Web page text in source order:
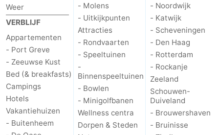
Jongeren
Forum
Route
-
Parkeren
Reisboekenwinkel
Nieuws
Weer
VERBLIJF
Appartementen
- Port Greve
- Zeeuwse Kust
Bed (& breakfasts)
Campings
Hotels
Vakantiehuizen
- Buitenheem
- Molens
- Uitkijkpunten
Attracties
- Rondvaarten
- Speeltuinen
-
Binnenspeeltuinen
- Bowlen
- Minigolfbanen
Wellness centra
Dorpen & Steden
- Noordwijk
- Katwijk
- Scheveningen
- Den Haag
- Rotterdam
- Rockanje
Zeeland
Schouwen-
Duiveland
- Brouwershaven
- Bruinisse